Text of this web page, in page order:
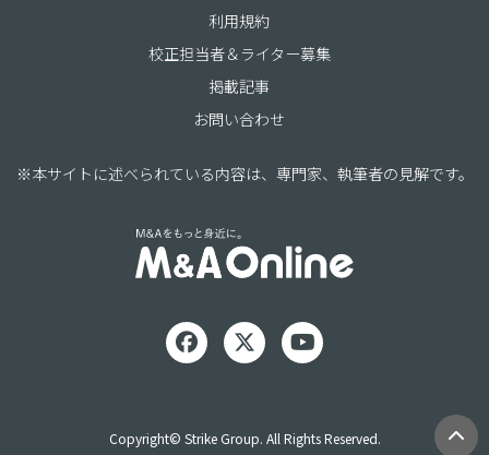
利用規約
校正担当者＆ライター募集
掲載記事
お問い合わせ
※本サイトに述べられている内容は、専門家、執筆者の見解です。
Copyright© Strike Group. All Rights Reserved.